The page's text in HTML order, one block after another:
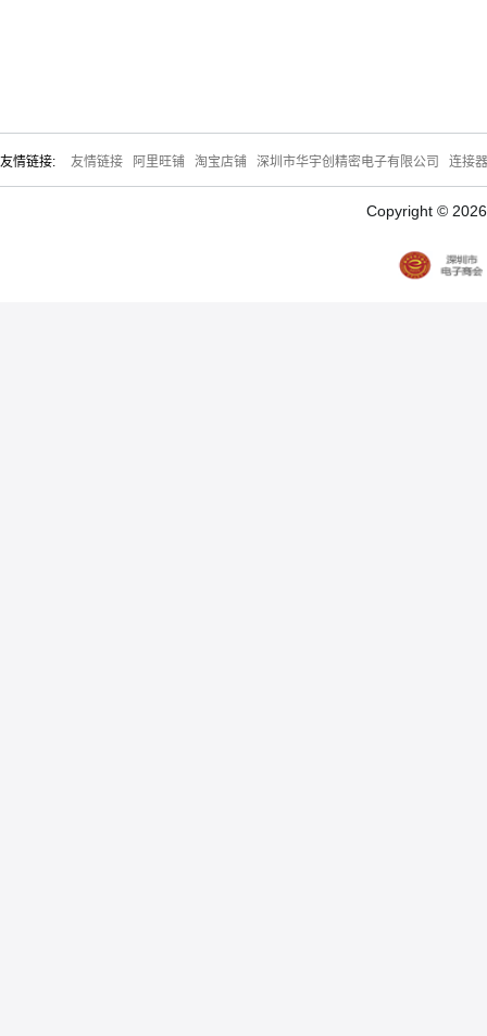
友情链接: 友情链接 阿里旺铺 淘宝店铺 深圳市华宇创精密电子有限公司 连接
Copyright ©